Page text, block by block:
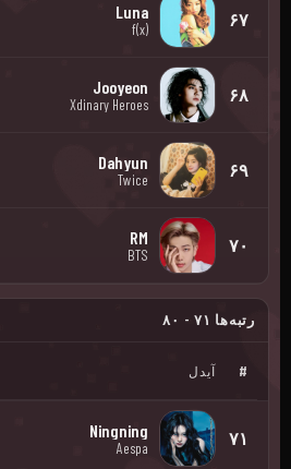
۶۷ Luna
f(x)
۶۸ Jooyeon
Xdinary Heroes
۶۹ Dahyun
Twice
۷۰ RM
BTS
رتبه‌ها ۷۱ - ۸۰
# آیدل
۷۱ Ningning
Aespa